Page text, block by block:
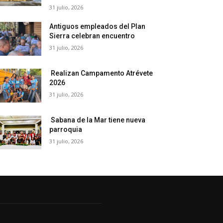
31 julio, 2026
Antiguos empleados del Plan
Sierra celebran encuentro
31 julio, 2026
Realizan Campamento Atrévete
2026
31 julio, 2026
Sabana de la Mar tiene nueva
parroquia
31 julio, 2026